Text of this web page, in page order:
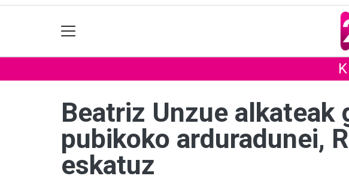
Beatriz Unzue alkateak
pubikoko arduradunei,
eskatuz